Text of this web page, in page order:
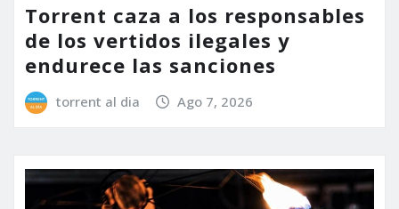
Torrent caza a los responsables
de los vertidos ilegales y
endurece las sanciones
torrent al dia Ago 7, 2026